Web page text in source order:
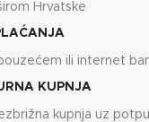
Hrvatske
ili internet
KUPNJA
kupnja uz